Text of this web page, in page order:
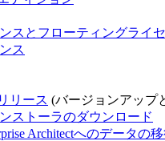
スとフローティングライ
ス
リース (バージョンアップ
ストーラのダウンロード
Architectへのデータの